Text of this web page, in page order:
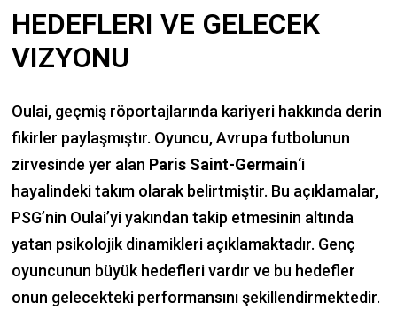
HEDEFLERI VE GELECEK
VIZYONU
Oulai, geçmiş röportajlarında kariyeri hakkında derin
fikirler paylaşmıştır. Oyuncu, Avrupa futbolunun
zirvesinde yer alan Paris Saint-Germain‘i
hayalindeki takım olarak belirtmiştir. Bu açıklamalar,
PSG’nin Oulai’yi yakından takip etmesinin altında
yatan psikolojik dinamikleri açıklamaktadır. Genç
oyuncunun büyük hedefleri vardır ve bu hedefler
onun gelecekteki performansını şekillendirmektedir.